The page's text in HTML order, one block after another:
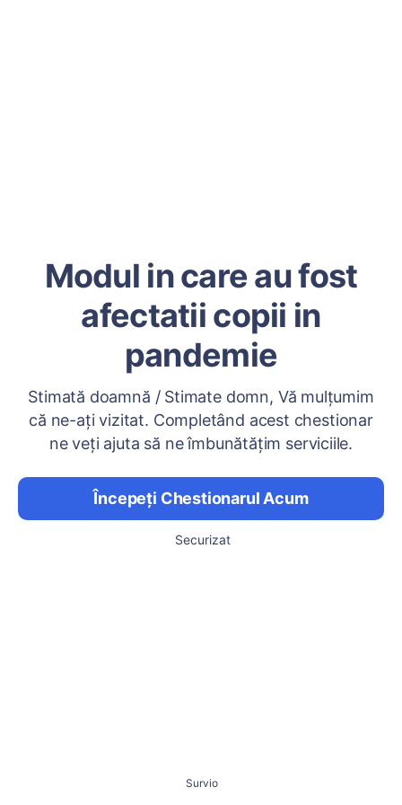
Modul in care au fost
afectatii copii in
pandemie
Stimată doamnă / Stimate domn, Vă mulțumim
că ne-ați vizitat. Completând acest chestionar
ne veți ajuta să ne îmbunătățim serviciile.
Începeți Chestionarul Acum
Securizat
Survio